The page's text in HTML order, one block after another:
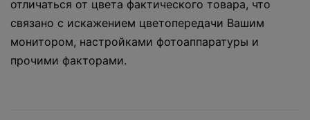
отличаться от цвета фактического товара, что
связано с искажением цветопередачи Вашим
монитором, настройками фотоаппаратуры и
прочими факторами.